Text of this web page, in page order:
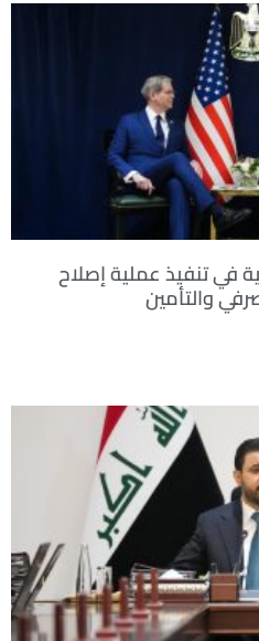
في تنفيذ عملية إصلاح
والتأمين